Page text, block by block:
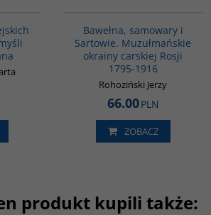
Bawełna, samowary i
Sartowie. Muzułmańskie
okrainy carskiej Rosji
1795-1916
Rohoziński Jerzy
66.00PLN
ZOBACZ
produkt kupili także: